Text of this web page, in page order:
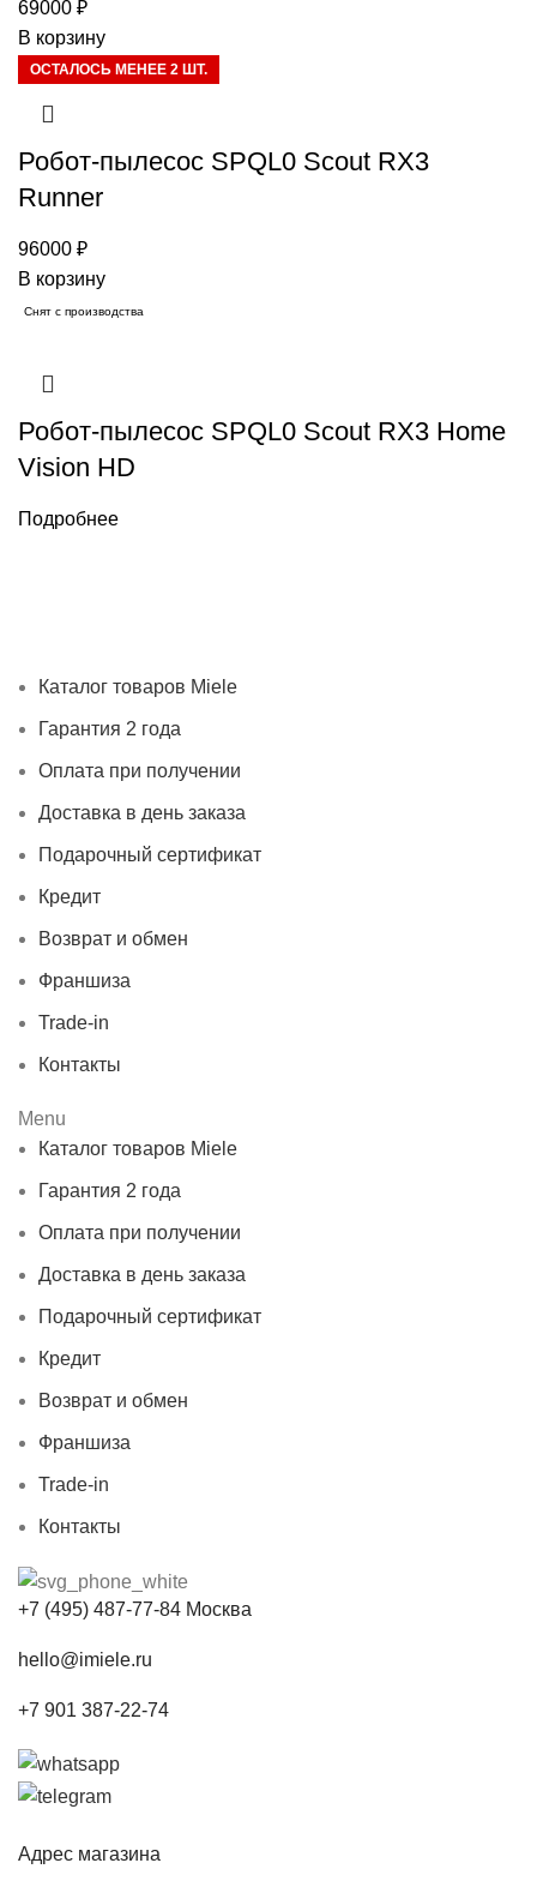
69000 ₽
В корзину
ОСТАЛОСЬ МЕНЕЕ 2 ШТ.
Робот-пылесос SPQL0 Scout RX3
Runner
96000 ₽
В корзину
Снят с производства
Робот-пылесос SPQL0 Scout RX3 Home
Vision HD
Подробнее
Каталог товаров Miele
Гарантия 2 года
Оплата при получении
Доставка в день заказа
Подарочный сертификат
Кредит
Возврат и обмен
Франшиза
Trade-in
Контакты
Menu
Каталог товаров Miele
Гарантия 2 года
Оплата при получении
Доставка в день заказа
Подарочный сертификат
Кредит
Возврат и обмен
Франшиза
Trade-in
Контакты
+7 (495) 487-77-84 Москва
hello@imiele.ru
+7 901 387-22-74
Адрес магазина